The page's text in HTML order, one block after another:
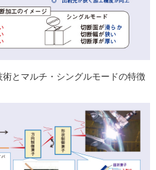
とマルチ・シングルモードの特徴